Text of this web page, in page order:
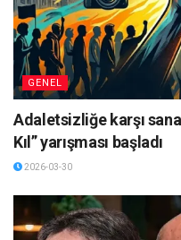
GENEL
Adaletsizliğe karşı
Kıl” yarışması başladı
2026-03-30